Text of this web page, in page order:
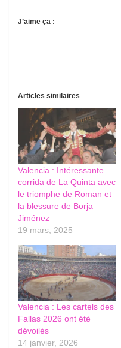
J’aime ça :
Articles similaires
Valencia : Intéressante
corrida de La Quinta avec
le triomphe de Roman et
la blessure de Borja
Jiménez
19 mars, 2025
Valencia : Les cartels des
Fallas 2026 ont été
dévoilés
14 janvier, 2026